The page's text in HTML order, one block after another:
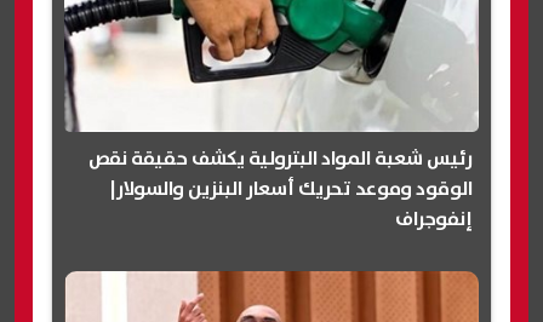
رئيس شعبة المواد البترولية يكشف حقيقة نقص
الوقود وموعد تحريك أسعار البنزين والسولار|
إنفوجراف